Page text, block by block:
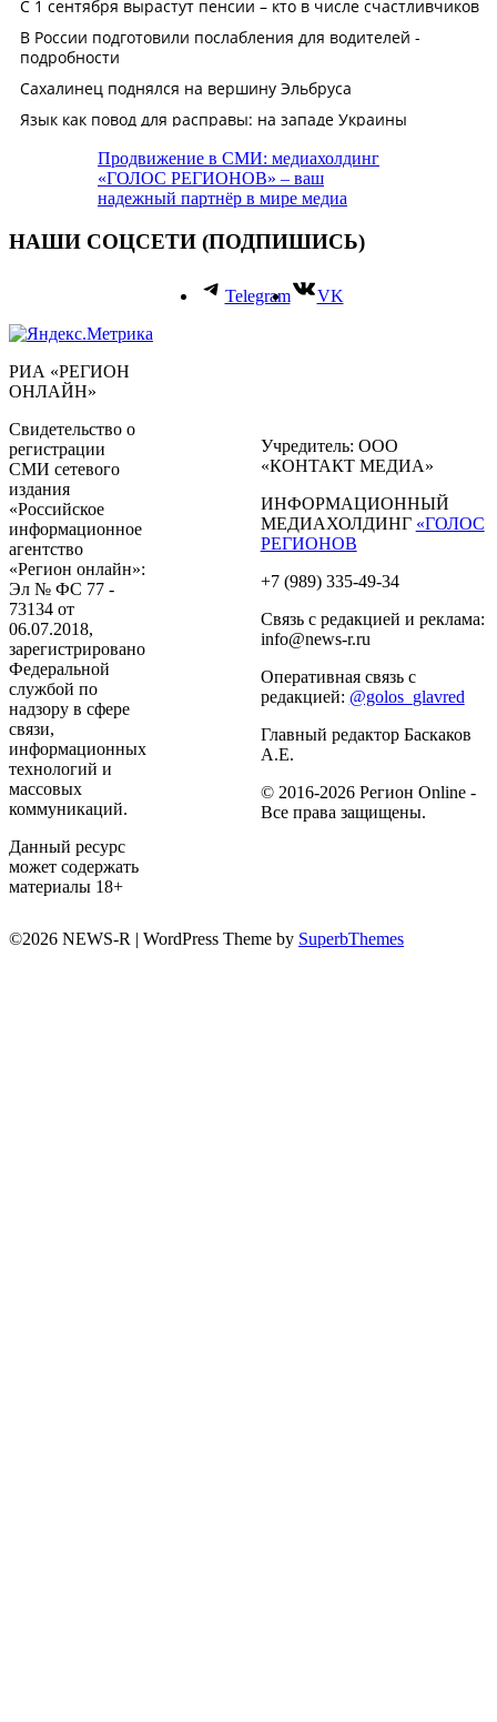
Продвижение в СМИ: медиахолдинг
«ГОЛОС РЕГИОНОВ» – ваш
надежный партнёр в мире медиа
НАШИ СОЦСЕТИ (ПОДПИШИСЬ)
Telegram VK
РИА «РЕГИОН
ОНЛАЙН»
Свидетельство о
регистрации
СМИ сетевого
издания
«Российское
информационное
агентство
«Регион онлайн»:
Эл № ФС 77 -
73134 от
06.07.2018,
зарегистрировано
Федеральной
службой по
надзору в сфере
связи,
информационных
технологий и
массовых
коммуникаций.
Данный ресурс
может содержать
материалы 18+
Учредитель: ООО
«КОНТАКТ МЕДИА»
ИНФОРМАЦИОННЫЙ
МЕДИАХОЛДИНГ «ГОЛОС
РЕГИОНОВ
+7 (989) 335-49-34
Связь с редакцией и реклама:
info@news-r.ru
Оперативная связь с
редакцией: @golos_glavred
Главный редактор Баскаков
А.Е.
© 2016-2026 Регион Online -
Все права защищены.
©2026 NEWS-R | WordPress Theme by SuperbThemes